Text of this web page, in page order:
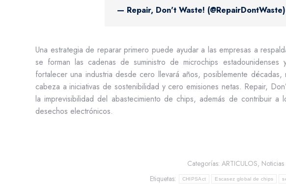
— Repair, Don't Waste! (@RepairDontWaste)
Una estrategia de reparar primero puede ayudar a las empresas a
se forman las cadenas de suministro de microchips
fortalecer una industria desde cero llevará años, posiblemente
cabeza a iniciativas de sostenibilidad y cero emisiones netas. Repair,
la imprevisibilidad del abastecimiento de chips, además de contribuir
desechos electrónicos.
Categorías: ARTICULOS, Noticias
Etiquetas:
CHIPSAct Escasez global de chips